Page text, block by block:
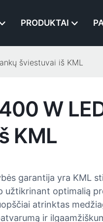
PRODUKTAI
šviestuvai iš KML
W
KML
garantija yra KML
užtikrinant optimalią
atrinktas
ir